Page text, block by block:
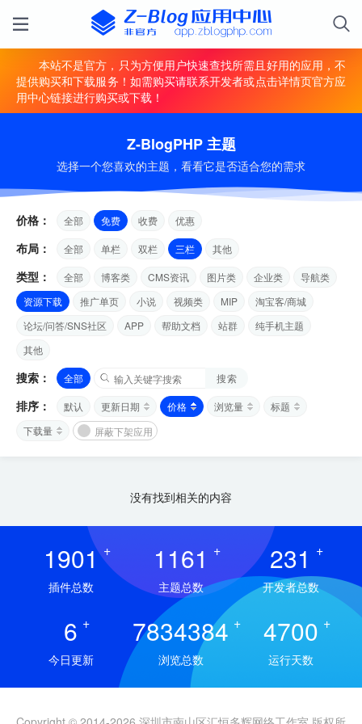
本站不是官方，只为方便用户快速查找所需且好用的应用，不
提供购买和下载服务！如需购买请联系开发者或点击详情页官方应
用中心链接进行购买或下载！
Z-BlogPHP 主题
选择一个您喜欢的主题，看看它是否适合您的需求
价格： 全部 免费 收费 优惠
布局： 全部 单栏 双栏 三栏 其他
类型： 全部 博客类 CMS资讯 图片类 企业类
导航类
资源下载
推广单页 小说 视频类 MIP
淘宝客/商城
论坛/问答/SNS社区
APP 帮助文档 站群
纯手机主题
其他
搜索： 全部 搜索
排序： 默认 更新日期 价格 浏览量
标题
下载量
屏蔽下架应用
没有找到相关的内容
1901 +
插件总数
1161 +
主题总数
231 +
开发者总数
6 +
今日更新
7834384 +
浏览总数
4700 +
运行天数